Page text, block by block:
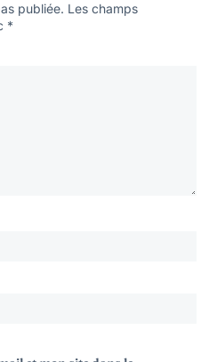
publiée. Les champs
*